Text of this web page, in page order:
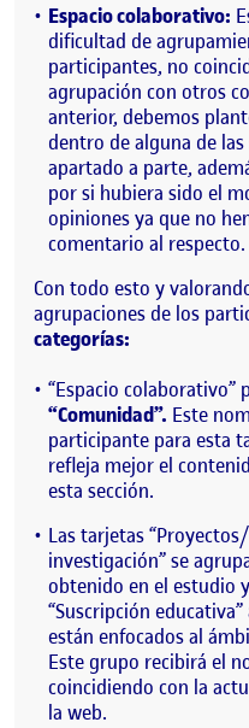
Espacio colaborativo:
dificultad de
participantes, no
agrupación con otros
anterior, debemos
dentro de alguna de
apartado a parte,
por si hubiera sido el
opiniones ya que no
comentario al respecto.
Con todo esto y
agrupaciones de los
categorías:
“Espacio colaborativo”
“Comunidad”. Este
participante para esta
refleja mejor el
esta sección.
Las tarjetas
investigación” se
obtenido en el estudio
“Suscripción
están enfocados al
Este grupo recibirá el
coincidiendo con la
la web.